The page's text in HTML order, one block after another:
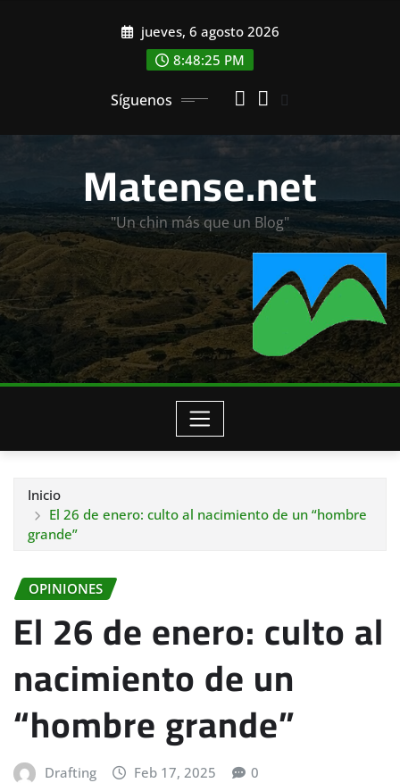
jueves, 6 agosto 2026
8:48:27 PM
Síguenos
Matense.net
"Un chin más que un Blog"
Inicio
El 26 de enero: culto al nacimiento de un “hombre
grande”
OPINIONES
El 26 de enero: culto al
nacimiento de un
“hombre grande”
Drafting Feb 17, 2025 0